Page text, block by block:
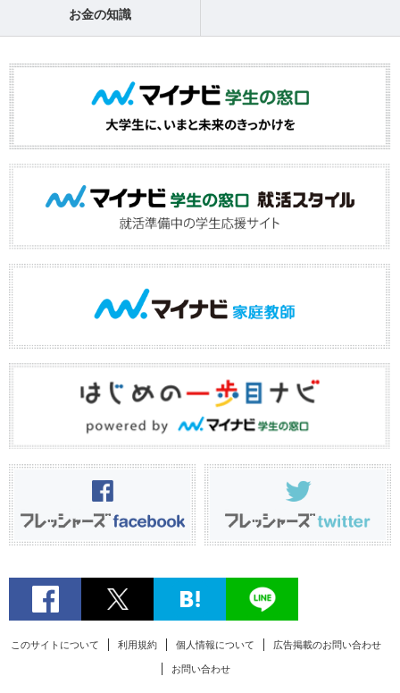
お金の知識
このサイトについて 利用規約 個人情報について 広告掲載のお問い合わせ
お問い合わせ